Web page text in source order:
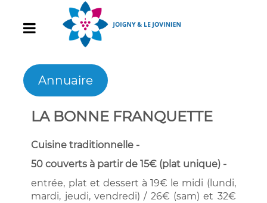
Annuaire
LA BONNE FRANQUETTE
Cuisine traditionnelle -
50 couverts à partir de 15€ (plat unique) -
entrée, plat et dessert à 19€ le midi (lundi,
mardi, jeudi, vendredi) / 26€ (sam) et 32€